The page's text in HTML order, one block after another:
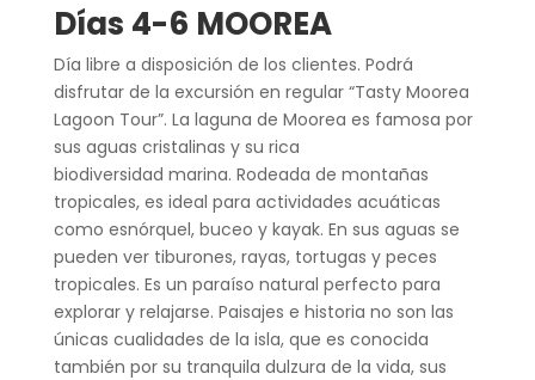
Días 4-6 MOOREA
Día libre a disposición de los clientes. Podrá
disfrutar de la excursión en regular “Tasty Moorea
Lagoon Tour”. La laguna de Moorea es famosa por
sus aguas cristalinas y su rica
biodiversidad marina. Rodeada de montañas
tropicales, es ideal para actividades acuáticas
como esnórquel, buceo y kayak. En sus aguas se
pueden ver tiburones, rayas, tortugas y peces
tropicales. Es un paraíso natural perfecto para
explorar y relajarse. Paisajes e historia no son las
únicas cualidades de la isla, que es conocida
también por su tranquila dulzura de la vida, sus